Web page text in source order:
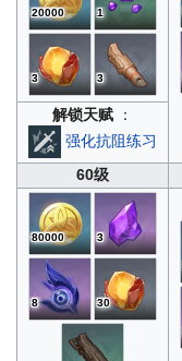
20000 1
3 3
解锁天赋 ：
强化抗阻练习
60级
80000 3
8 30